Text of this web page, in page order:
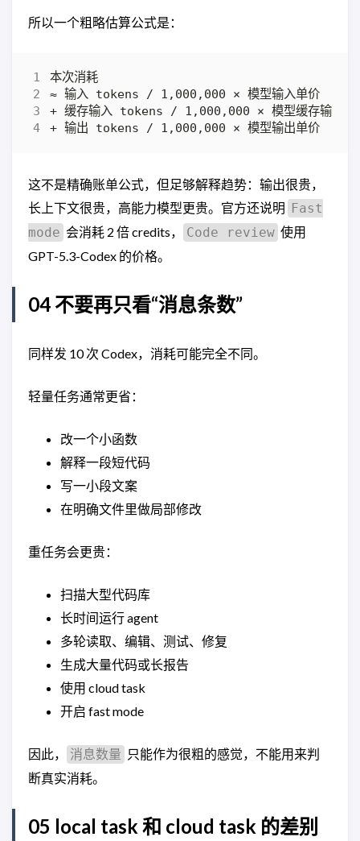
所以一个粗略估算公式是：
这不是精确账单公式，但足够解释趋势：输出很贵，
长上下文很贵，高能力模型更贵。官方还说明 Fast
mode 会消耗 2 倍 credits， Code review 使用
GPT-5.3-Codex 的价格。
04 不要再只看“消息条数”
同样发 10 次 Codex，消耗可能完全不同。
轻量任务通常更省：
改一个小函数
解释一段短代码
写一小段文案
在明确文件里做局部修改
重任务会更贵：
扫描大型代码库
长时间运行 agent
多轮读取、编辑、测试、修复
生成大量代码或长报告
使用 cloud task
开启 fast mode
因此， 消息数量 只能作为很粗的感觉，不能用来判
断真实消耗。
05 local task 和 cloud task 的差别